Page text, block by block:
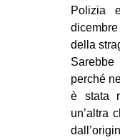
Polizia
della
perché
è stata
un’altra